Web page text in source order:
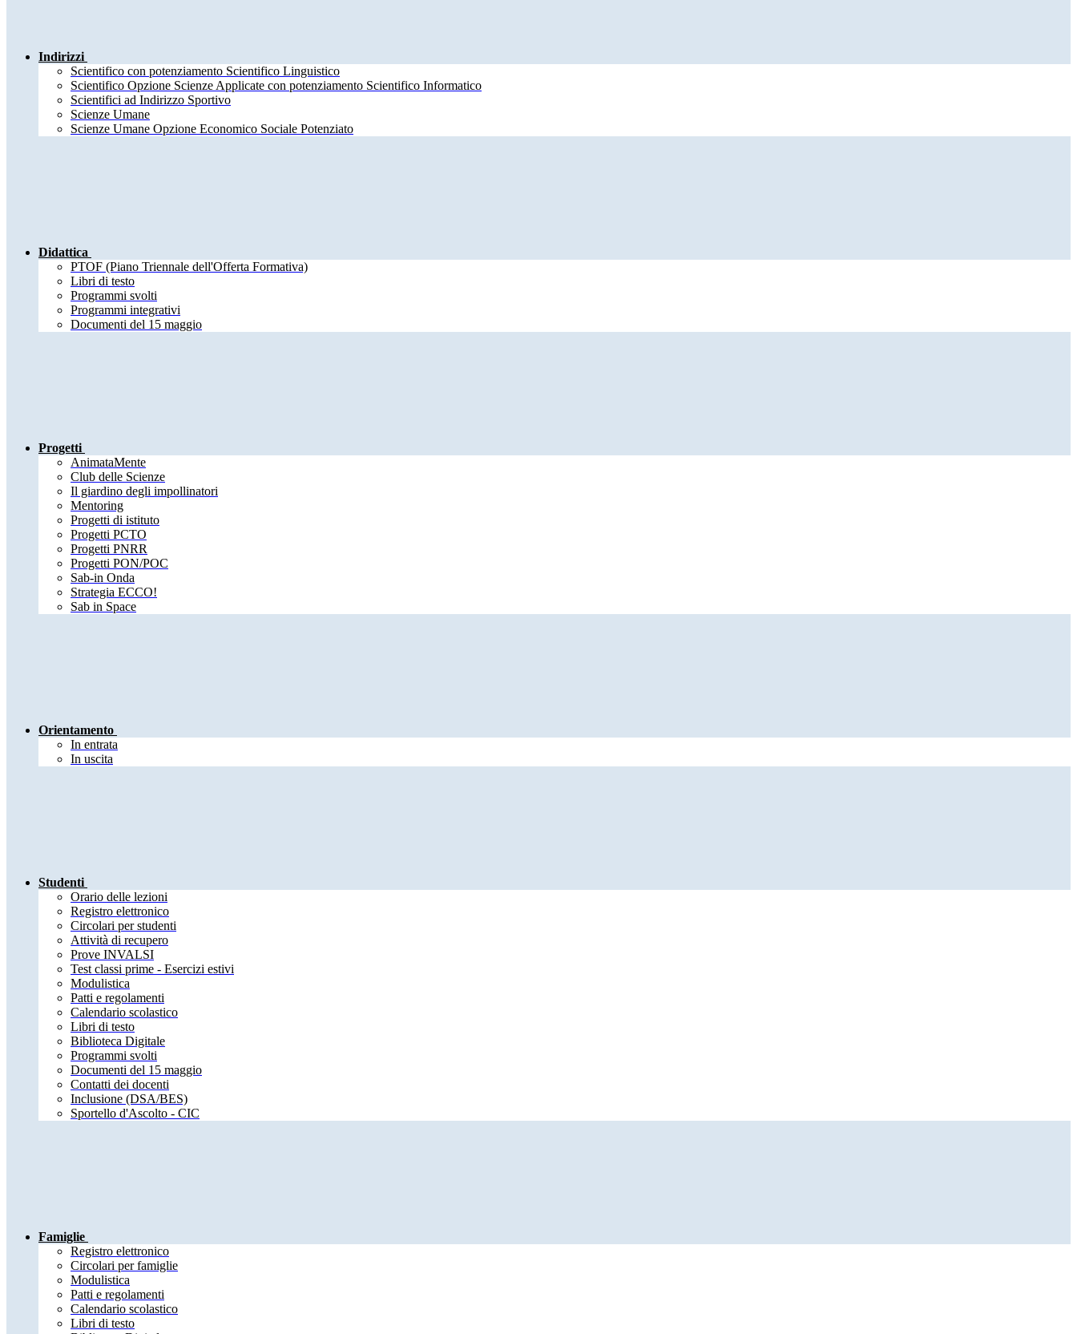
Indirizzi
Scientifico con potenziamento Scientifico Linguistico
Scientifico Opzione Scienze Applicate con potenziamento Scientifico Informatico
Scientifici ad Indirizzo Sportivo
Scienze Umane
Scienze Umane Opzione Economico Sociale Potenziato
Didattica
PTOF (Piano Triennale dell'Offerta Formativa)
Libri di testo
Programmi svolti
Programmi integrativi
Documenti del 15 maggio
Progetti
AnimataMente
Club delle Scienze
Il giardino degli impollinatori
Mentoring
Progetti di istituto
Progetti PCTO
Progetti PNRR
Progetti PON/POC
Sab-in Onda
Strategia ECCO!
Sab in Space
Orientamento
In entrata
In uscita
Studenti
Orario delle lezioni
Registro elettronico
Circolari per studenti
Attività di recupero
Prove INVALSI
Test classi prime - Esercizi estivi
Modulistica
Patti e regolamenti
Calendario scolastico
Libri di testo
Biblioteca Digitale
Programmi svolti
Documenti del 15 maggio
Contatti dei docenti
Inclusione (DSA/BES)
Sportello d'Ascolto - CIC
Famiglie
Registro elettronico
Circolari per famiglie
Modulistica
Patti e regolamenti
Calendario scolastico
Libri di testo